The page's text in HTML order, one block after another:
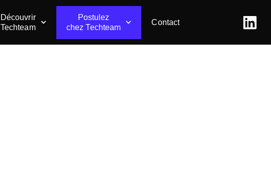
Découvrir
Techteam
Postulez
chez Techteam
Contact